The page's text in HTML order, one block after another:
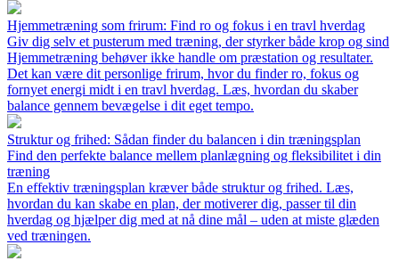
Hjemmetræning som frirum: Find ro og fokus i en travl hverdag
Giv dig selv et pusterum med træning, der styrker både krop og sind
Hjemmetræning behøver ikke handle om præstation og resultater.
Det kan være dit personlige frirum, hvor du finder ro, fokus og
fornyet energi midt i en travl hverdag. Læs, hvordan du skaber
balance gennem bevægelse i dit eget tempo.
Struktur og frihed: Sådan finder du balancen i din træningsplan
Find den perfekte balance mellem planlægning og fleksibilitet i din
træning
En effektiv træningsplan kræver både struktur og frihed. Læs,
hvordan du kan skabe en plan, der motiverer dig, passer til din
hverdag og hjælper dig med at nå dine mål – uden at miste glæden
ved træningen.